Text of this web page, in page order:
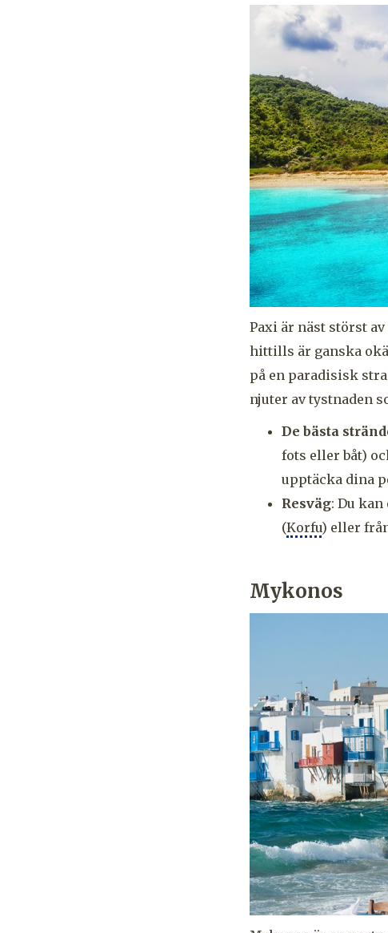
Paxi är näst störst
hittills är ganska
på en paradisisk
njuter av tystnaden
De bästa
fots eller båt)
upptäcka dina
Resväg: Du
(Korfu) eller
Mykonos